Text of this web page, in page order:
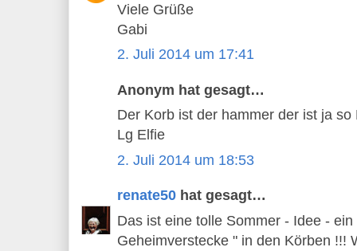
Viele Grüße
Gabi
2. Juli 2014 um 17:41
Anonym hat gesagt…
Der Korb ist der hammer der ist ja
Lg Elfie
2. Juli 2014 um 18:53
renate50 hat gesagt…
Das ist eine tolle Sommer - Idee -
Geheimverstecke " in den Körben !!!